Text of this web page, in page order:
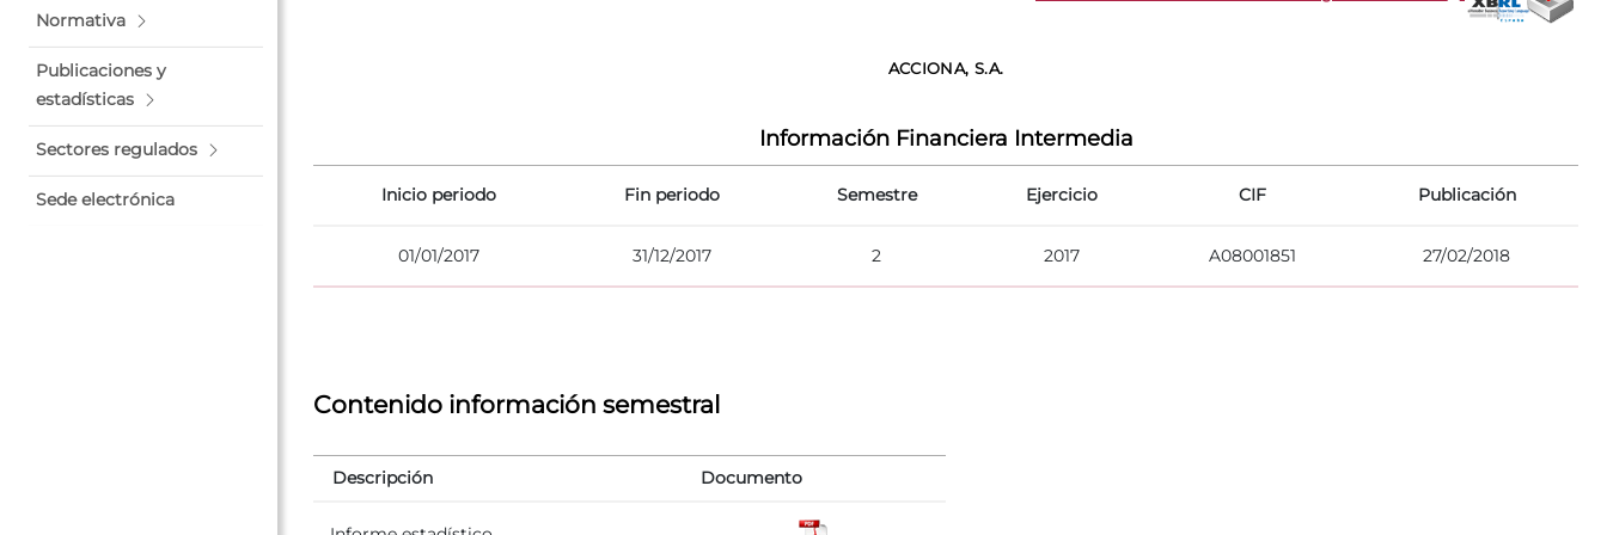
Normativa
Publicaciones y
estadísticas
Sectores regulados
Sede electrónica
ACCIONA, S.A.
Información Financiera Intermedia
Inicio periodo Fin periodo Semestre Ejercicio CIF Publicación
01/01/2017 31/12/2017 2 2017 A08001851 27/02/2018
Contenido información semestral
Descripción Documento